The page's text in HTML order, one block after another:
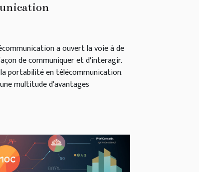
a ouvert la voie à de
de communiquer et d'interagir.
portabilité en télécommunication.
multitude d'avantages